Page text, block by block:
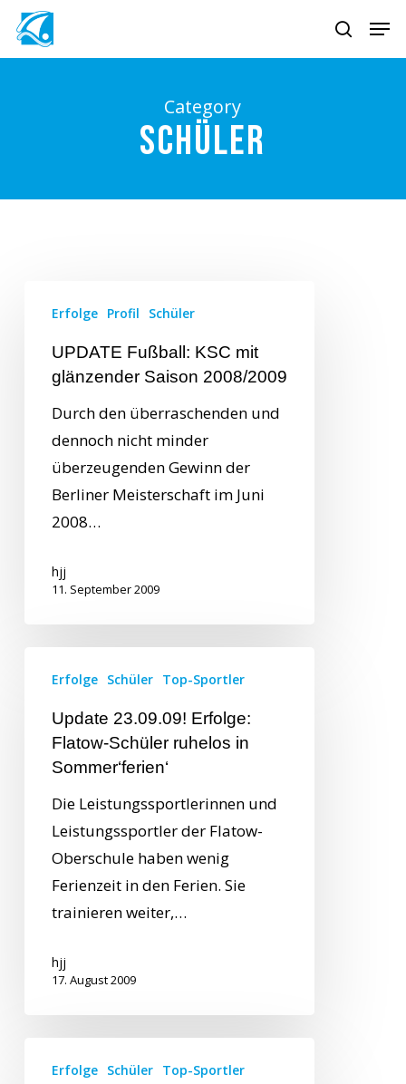
Skip
search
Category
Schüler
Erfolge Profil Schüler
UPDATE Fußball: KSC mit
glänzender Saison 2008/2009
Durch den überraschenden und
dennoch nicht minder
überzeugenden Gewinn der
Berliner Meisterschaft im Juni
2008…
hjj
11. September 2009
Erfolge Schüler Top-Sportler
Update 23.09.09! Erfolge:
Flatow-Schüler ruhelos in
Sommer‘ferien‘
Die Leistungssportlerinnen und
Leistungssportler der Flatow-
Oberschule haben wenig
Ferienzeit in den Ferien. Sie
trainieren weiter,…
hjj
17. August 2009
Erfolge Schüler Top-Sportler